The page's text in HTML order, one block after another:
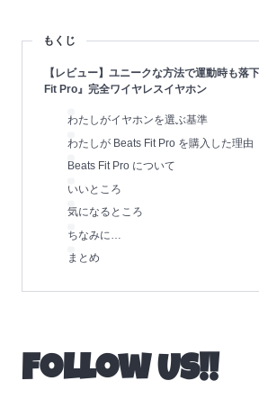
もくじ
【レビュー】ユニークな方法で運動時も落
Fit Pro』完全ワイヤレスイヤホン
わたしがイヤホンを選ぶ基準
わたしが Beats Fit Pro を購入した理由
Beats Fit Pro について
いいところ
気になるところ
ちなみに…
まとめ
Follow Us!!